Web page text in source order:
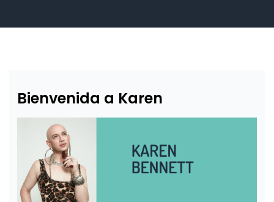
Bienvenida a Karen